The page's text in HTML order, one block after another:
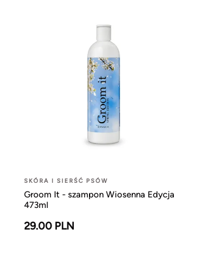
SKÓRA I SIERŚĆ PSÓW
Groom It - szampon Wiosenna Edycja
473ml
29.00 PLN